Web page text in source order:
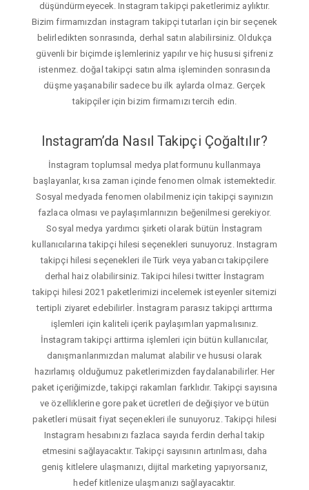
düşündürmeyecek. Instagram takipçi paketlerimiz aylıktır.
Bizim firmamızdan instagram takipçi tutarları için bir seçenek
belirledikten sonrasında, derhal satın alabilirsiniz. Oldukça
güvenli bir biçimde işlemleriniz yapılır ve hiç hususi şifreniz
istenmez. doğal takipçi satın alma işleminden sonrasında
düşme yaşanabilir sadece bu ilk aylarda olmaz. Gerçek
takipçiler için bizim firmamızı tercih edin.
Instagram’da Nasıl Takipçi Çoğaltılır?
İnstagram toplumsal medya platformunu kullanmaya
başlayanlar, kısa zaman içinde fenomen olmak istemektedir.
Sosyal medyada fenomen olabilmeniz için takipçi sayınızın
fazlaca olması ve paylaşımlarınızın beğenilmesi gerekiyor.
Sosyal medya yardımcı şirketi olarak bütün İnstagram
kullanıcılarına takipçi hilesi seçenekleri sunuyoruz. Instagram
takipçi hilesi seçenekleri ile Türk veya yabancı takipçilere
derhal haiz olabilirsiniz. Takipci hilesi twitter İnstagram
takipçi hilesi 2021 paketlerimizi incelemek isteyenler sitemizi
tertipli ziyaret edebilirler. İnstagram parasız takipçi arttırma
işlemleri için kaliteli içerik paylaşımları yapmalısınız.
İnstagram takipçi arttirma işlemleri için bütün kullanıcılar,
danışmanlarımızdan malumat alabilir ve hususi olarak
hazırlamış olduğumuz paketlerimizden faydalanabilirler. Her
paket içeriğimizde, takipçi rakamları farklıdır. Takipçi sayısına
ve özelliklerine gore paket ücretleri de değişiyor ve bütün
paketleri müsait fiyat seçenekleri ile sunuyoruz. Takipçi hilesi
Instagram hesabınızı fazlaca sayıda ferdin derhal takip
etmesini sağlayacaktır. Takipçi sayısının artırılması, daha
geniş kitlelere ulaşmanızı, dijital marketing yapıyorsanız,
hedef kitlenize ulaşmanızı sağlayacaktır.